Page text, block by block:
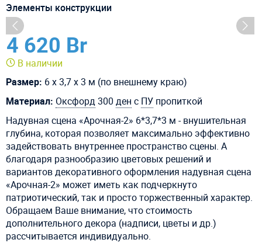
Элементы конструкции
4 620 Br
В наличии
Размер: 6 х 3,7 х 3 м (по внешнему краю)
Материал: Оксфорд300 ден с ПУ пропиткой
Надувная сцена «Арочная-2» 6*3,7*3 м - внушительная
глубина, которая позволяет максимально эффективно
задействовать внутреннее пространство сцены. А
благодаря разнообразию цветовых решений и
вариантов декоративного оформления надувная сцена
«Арочная-2» может иметь как подчеркнуто
патриотический, так и просто торжественный характер.
Обращаем Ваше внимание, что стоимость
дополнительного декора (надписи, цветы и др.)
рассчитывается индивидуально.